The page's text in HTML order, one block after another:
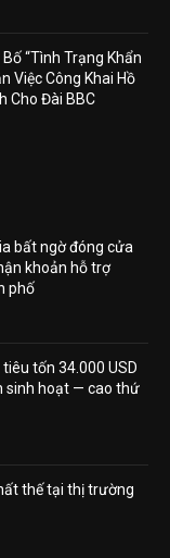
“Tình Trạng Khẩn
Việc Công Khai Hồ
Cho Đài BBC
bất ngờ đóng cửa
khoản hỗ trợ
phố
tốn 34.000 USD
sinh hoạt — cao thứ
thế tại thị trường